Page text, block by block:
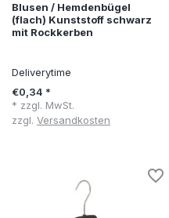
Blusen / Hemdenbügel
(flach) Kunststoff schwarz
mit Rockkerben
Deliverytime
€0,34 *
* zzgl. MwSt.
zzgl. Versandkosten